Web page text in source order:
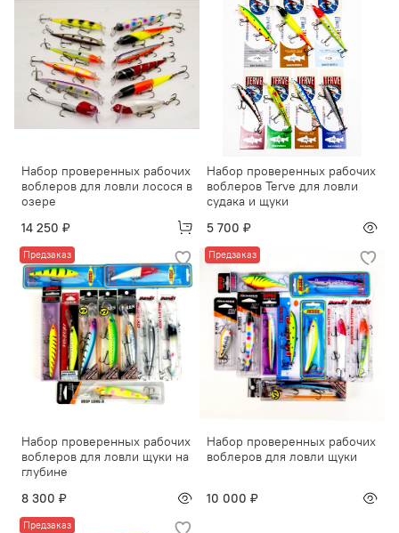
Набор проверенных рабочих
воблеров для ловли лосося в
озере
14 250 ₽
Набор проверенных рабочих
воблеров Terve для ловли
судака и щуки
5 700 ₽
Предзаказ
Набор проверенных рабочих
воблеров для ловли щуки на
глубине
8 300 ₽
Предзаказ
Набор проверенных рабочих
воблеров для ловли щуки
10 000 ₽
Предзаказ